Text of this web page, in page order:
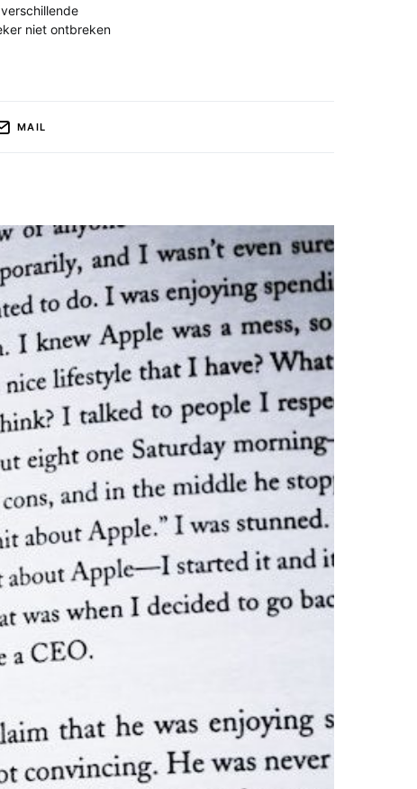
niet ontbreken
MAIL